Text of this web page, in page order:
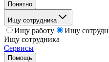
Понятно
Ищу сотрудника
Ищу работу
Ищу
Ищу сотрудника
Сервисы
Помощь